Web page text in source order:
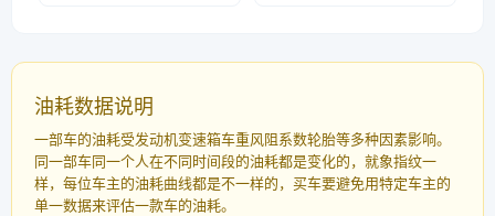
油耗数据说明
一部车的油耗受发动机变速箱车重风阻系数轮胎等多种因素影响。
同一部车同一个人在不同时间段的油耗都是变化的，就象指纹一
样，每位车主的油耗曲线都是不一样的，买车要避免用特定车主的
单一数据来评估一款车的油耗。